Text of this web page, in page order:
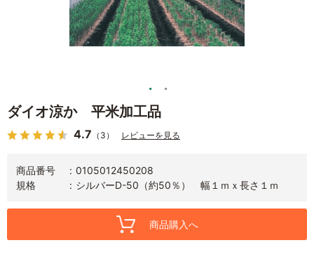
ダイオ涼か 平米加工品
4.7 （3） レビューを見る
商品番号
0105012450208
規格
シルバーD-50（約50％） 幅１ｍｘ長さ１ｍ
商品購入へ